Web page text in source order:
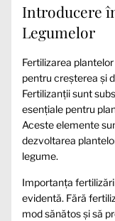
Introducere
Legumelor
Fertilizarea
pentru creșterea și
Fertilizanții sunt
esențiale pentru
Aceste elemente
dezvoltarea
legume.
Importanța
evidentă. Fără
mod sănătos și să